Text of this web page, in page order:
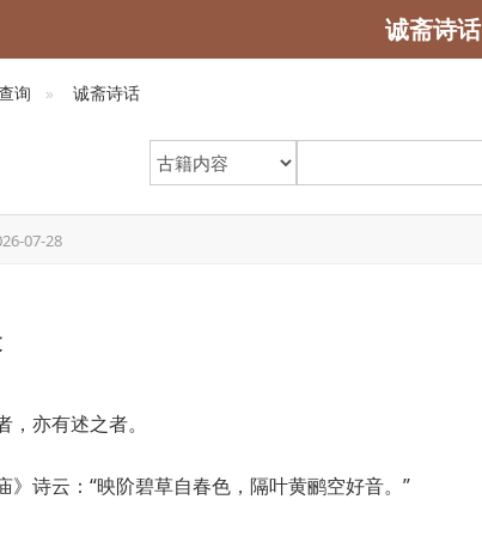
诚斋诗话
询 诚斋诗话
07-28
亦有述之者。
》诗云：“映阶碧草自春色，隔叶黄鹂空好音。”